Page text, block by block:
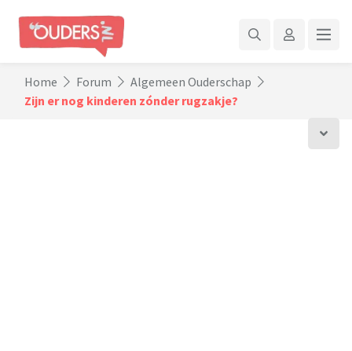
Home Forum
Algemeen Ouderschap
Zijn er nog kinderen zónder rugzakje?